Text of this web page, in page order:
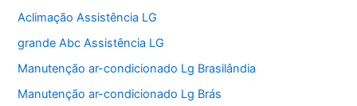
Aclimação Assistência LG
grande Abc Assistência LG
Manutenção ar-condicionado Lg Brasilândia
Manutenção ar-condicionado Lg Brás